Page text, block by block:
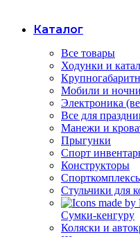
Каталог
Все товары
Ходунки и
Мобили и
Электроника
Все для
Манежи и
Прыгунки
Спорт
Конструкторы
Стульчики для
Сумки-кенгуру
Коляски и